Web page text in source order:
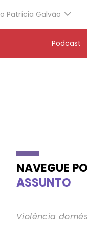
Patrícia Galvão
Podcast
NAVEGUE
ASSUNTO
Violência